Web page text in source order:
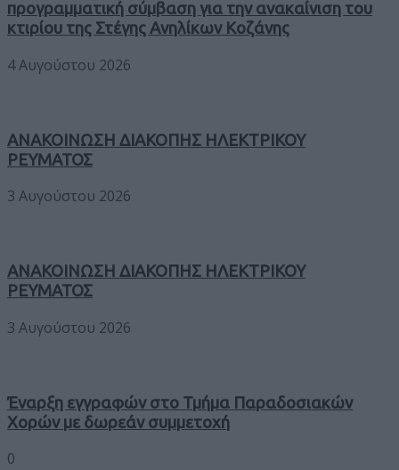
προγραμματική σύμβαση για την ανακαίνιση του
κτιρίου της Στέγης Ανηλίκων Κοζάνης
4 Αυγούστου 2026
ΑΝΑΚΟΙΝΩΣΗ ΔΙΑΚΟΠΗΣ ΗΛΕΚΤΡΙΚΟΥ
ΡΕΥΜΑΤΟΣ
3 Αυγούστου 2026
ΑΝΑΚΟΙΝΩΣΗ ΔΙΑΚΟΠΗΣ ΗΛΕΚΤΡΙΚΟΥ
ΡΕΥΜΑΤΟΣ
3 Αυγούστου 2026
Έναρξη εγγραφών στο Τμήμα Παραδοσιακών
Χορών με δωρεάν συμμετοχή
0